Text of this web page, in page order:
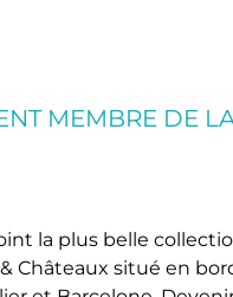
MEMBRE DE
la plus belle
& Châteaux situé en